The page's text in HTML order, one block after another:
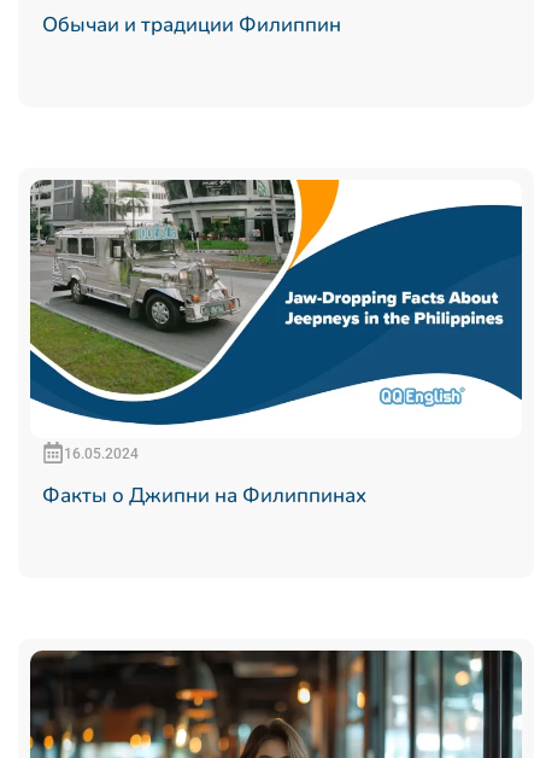
Обычаи и традиции Филиппин
16.05.2024
Факты о Джипни на Филиппинах